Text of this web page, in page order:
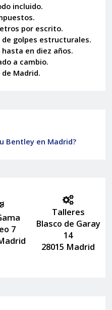
incluido.
por escrito.
golpes estructurales.
en diez años.
a cambio.
Madrid.
Bentley en Madrid?
7
Talleres
Blasco de Garay
14
28015 Madrid